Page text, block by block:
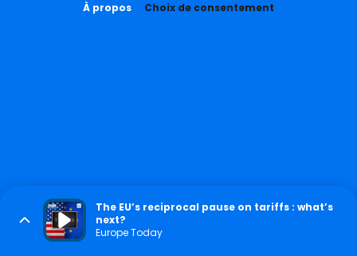
À propos Choix de consentement
The EU’s reciprocal pause on tariffs : what’s
next?
Europe Today